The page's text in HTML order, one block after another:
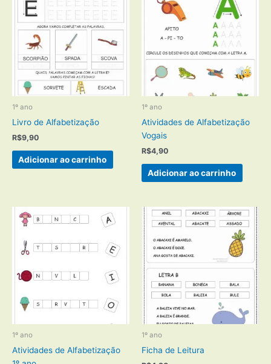
1º ano
Livro de Alfabetização
R$9,90
Adicionar ao carrinho
1º ano
Atividades de Alfabetização
Vogais
R$4,90
Adicionar ao carrinho
1º ano
Atividades de Alfabetização
1º ano
Ficha de Leitura